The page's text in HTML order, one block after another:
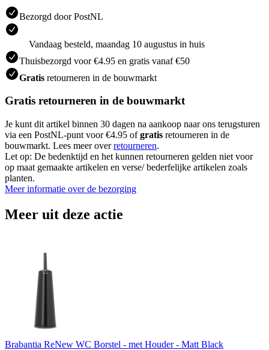
Bezorgd door PostNL
Vandaag besteld, maandag 10 augustus in huis
Thuisbezorgd voor €4.95 en gratis vanaf €50
Gratis retourneren in de bouwmarkt
Gratis retourneren in de bouwmarkt
Je kunt dit artikel binnen 30 dagen na aankoop naar ons terugsturen
via een PostNL-punt voor €4.95 ofgratis retourneren in de
bouwmarkt. Lees meer overretourneren.
Let op: De bedenktijd en het kunnen retourneren gelden niet voor
op maat gemaakte artikelen en verse/ bederfelijke artikelen zoals
planten.
Meer informatie over de bezorging
Meer uit deze actie
Brabantia ReNew WC Borstel - met Houder - Matt Black